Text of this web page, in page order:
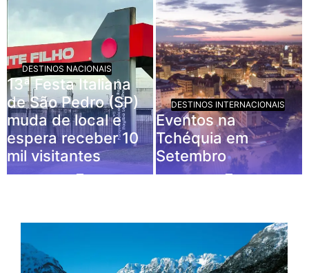
DESTINOS NACIONAIS
13ª Festa Italiana
de São Pedro (SP)
muda de local e
espera receber 10
mil visitantes
DESTINOS INTERNACIONAIS
Eventos na
Tchéquia em
Setembro